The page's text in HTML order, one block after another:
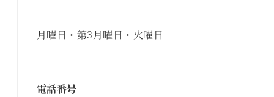
月曜日・第3月曜日・火曜日
電話番号